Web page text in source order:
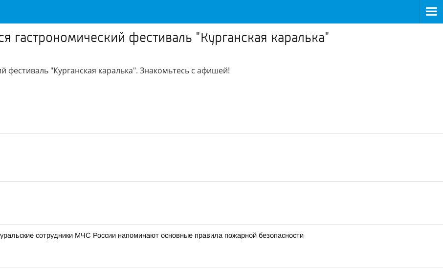
гастрономический фестиваль "Курганская каралька"
фестиваль "Курганская каралька". Знакомьтесь с афишей!
сотрудники МЧС России напоминают основные правила пожарной безопасности